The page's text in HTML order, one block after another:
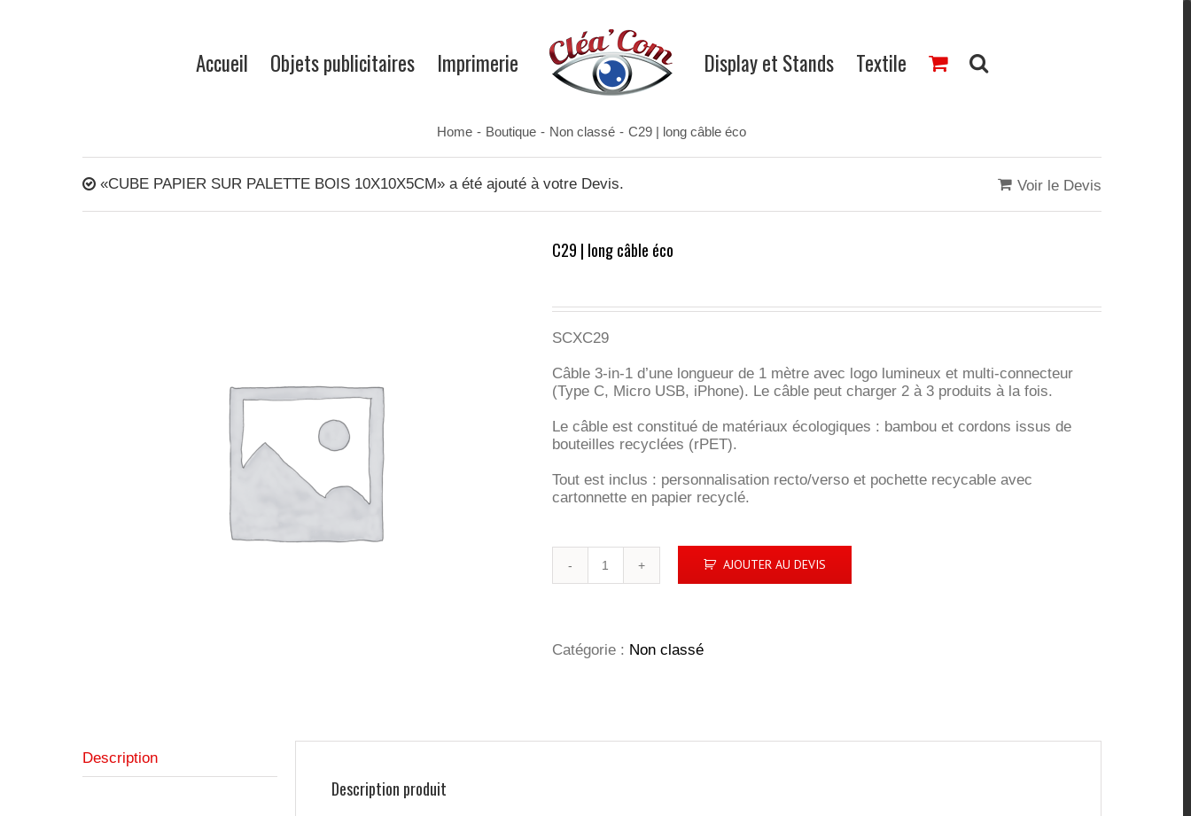
Accueil Objets publicitaires Imprimerie Display et Stands Textile
Home - Boutique - Non classé - C29 | long câble éco
Voir le Devis
«CUBE PAPIER SUR PALETTE BOIS 10X10X5CM» a été ajouté à votre Devis.
C29 | long câble éco
SCXC29
Câble 3-in-1 d’une longueur de 1 mètre avec logo lumineux et multi-connecteur
(Type C, Micro USB, iPhone). Le câble peut charger 2 à 3 produits à la fois.
Le câble est constitué de matériaux écologiques : bambou et cordons issus de
bouteilles recyclées (rPET).
Tout est inclus : personnalisation recto/verso et pochette recycable avec
cartonnette en papier recyclé.
de
câble
éco
AJOUTER AU DEVIS
Catégorie : Non classé
Description
Description produit